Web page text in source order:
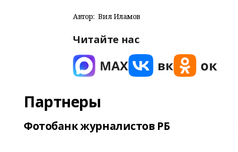
Автор: Вил Илһамов
Читайте нас
Партнеры
Фотобанк журналистов РБ